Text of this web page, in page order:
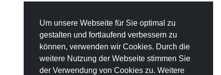
Um unsere Webseite für Sie optimal zu
gestalten und fortlaufend verbessern zu
können, verwenden wir Cookies. Durch die
weitere Nutzung der Webseite stimmen Sie
der Verwendung von Cookies zu. Weitere
Allgemeines
Kontakt
AGB's
Datenschutz